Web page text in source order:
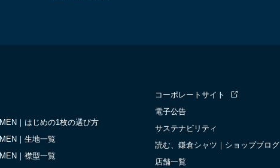
MEN｜はじめの1枚の選び方
MEN｜生地一覧
MEN｜襟型一覧
コーポレートサイト
電子公告
サステナビリティ
読む、鎌倉シャツ｜ショップブログ
店舗一覧